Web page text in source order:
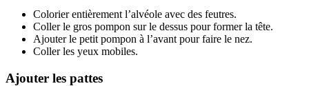
Colorier entièrement l’alvéole avec des feutres.
Coller le gros pompon sur le dessus pour former la tête.
Ajouter le petit pompon à l’avant pour faire le nez.
Coller les yeux mobiles.
Ajouter les pattes